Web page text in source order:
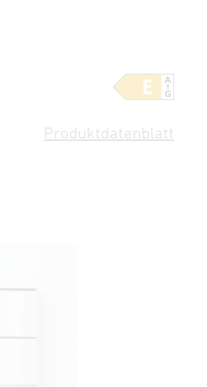
Produktdatenblatt